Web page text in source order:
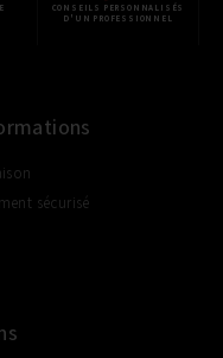
CONSEILS PERSONNALISÉS
D'UN PROFESSIONNEL
sécurisé